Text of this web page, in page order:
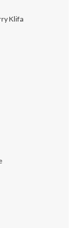
Klifa